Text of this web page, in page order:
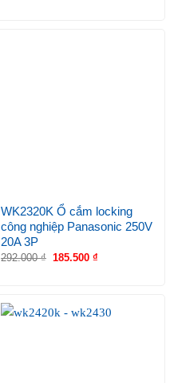
WK2320K Ổ cắm locking
công nghiệp Panasonic 250V
20A 3P
292.000₫ 185.500 ₫